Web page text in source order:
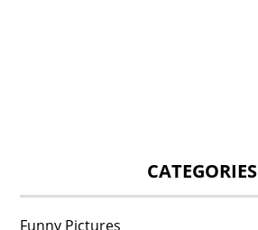
CATEGORIES
Funny Pictures